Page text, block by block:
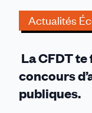
Actualités
La CFDT
concours
publiques.